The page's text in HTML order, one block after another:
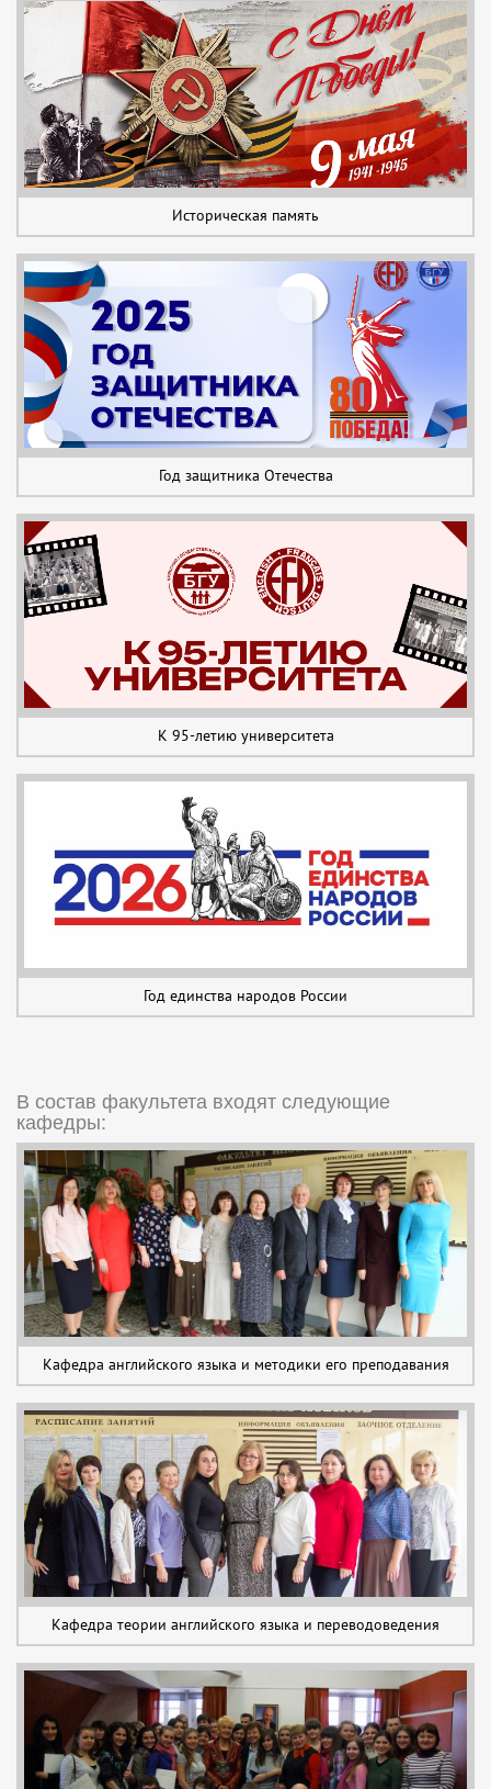
Историческая память
Год защитника Отечества
К 95-летию университета
Год единства народов России
В состав факультета входят следующие
кафедры:
Кафедра английского языка и методики его преподавания
Кафедра теории английского языка и переводоведения